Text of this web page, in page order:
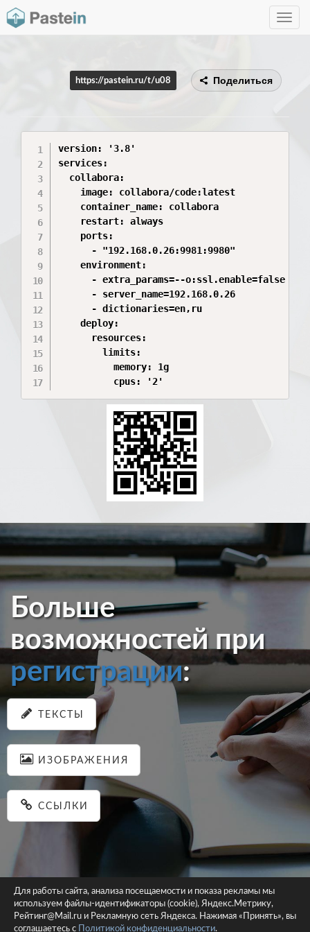
Toggle
https://pastein.ru/t/u08 Поделиться
version: '3.8'
services:
  collabora:
    image: collabora/code:latest
    container_name: collabora
    restart: always
    ports:
      - "192.168.0.26:9981:9980"
    environment:
- extra_params=--o:ssl.enable=false --
      - server_name=192.168.0.26
      - dictionaries=en,ru
    deploy:
      resources:
        limits:
          memory: 1g
          cpus: '2'
Больше
возможностей при
регистрации:
ТЕКСТЫ
ИЗОБРАЖЕНИЯ
ССЫЛКИ
© 2026 pastein.ru |Пользовательское соглашение|Политика
конфиденциальности
Для работы сайта, анализа посещаемости и показа рекламы мы
используем файлы-идентификаторы (cookie), Яндекс.Метрику,
Рейтинг@Mail.ru и Рекламную сеть Яндекса. Нажимая «Принять», вы
соглашаетесь с
Политикой конфиденциальности.